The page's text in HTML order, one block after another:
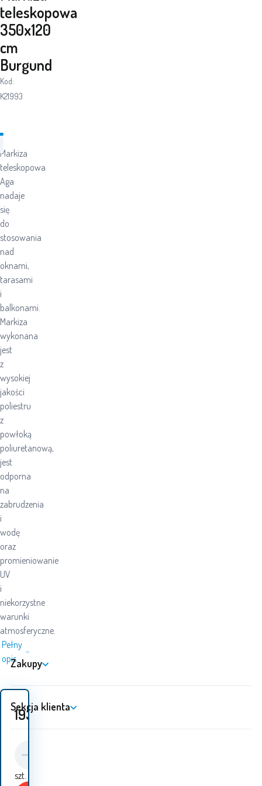
teleskopowa
350x120
cm
Burgund
Kod:
K21993
Markiza
teleskopowa
Aga
nadaje
się
do
stosowania
nad
oknami,
tarasami
i
balkonami.
Markiza
wykonana
jest
z
wysokiej
jakości
poliestru
z
powłoką
poliuretanową,
jest
odporna
na
zabrudzenia
i
wodę
oraz
promieniowanie
UV
i
niekorzystne
warunki
atmosferyczne.
Pełny
opis
193PLN
szt.
Zakupy
Sekcja klienta